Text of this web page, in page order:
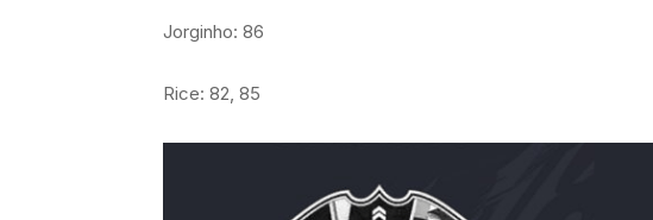
Jorginho: 86
Rice: 82, 85